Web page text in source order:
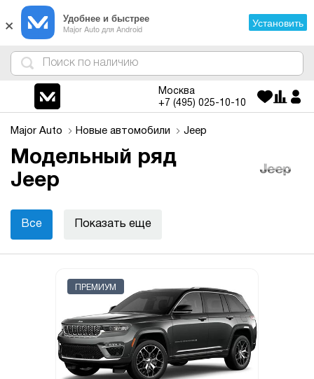
4
1
3
2
Москва
+7 (495) 025-10-10
Major Auto Новые автомобили Jeep
Модельный ряд
Jeep
Все Показать еще
ПРЕМИУМ
× Удобнее и быстрее
Major Auto для Android Установить